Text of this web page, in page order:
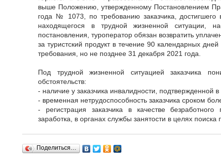
выше Положению, утвержденному Постановлением
года № 1073, по требованию заказчика, достигшего
находящегося в трудной жизненной ситуации,
постановления, туроператор обязан возвратить
за туристский продукт в течение 90 календарных
требования, но не позднее 31 декабря 2021 года.
Под трудной жизненной ситуацией заказчика
обстоятельств:
- наличие у заказчика инвалидности, подтвержденной
- временная нетрудоспособность заказчика сроком
- регистрация заказчика в качестве
заработка, в органах службы занятости в целях
Поделиться…